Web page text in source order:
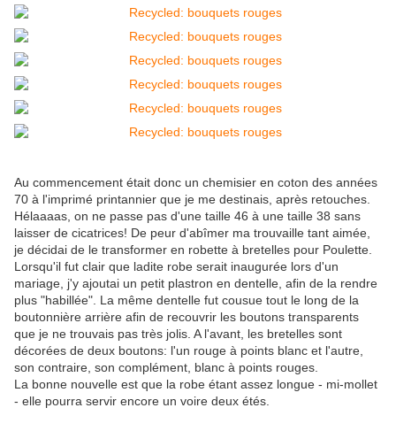
Au commencement était donc un chemisier en coton des années
70 à l'imprimé printannier que je me destinais, après retouches.
Hélaaaas, on ne passe pas d'une taille 46 à une taille 38 sans
laisser de cicatrices! De peur d'abîmer ma trouvaille tant aimée,
je décidai de le transformer en robette à bretelles pour Poulette.
Lorsqu'il fut clair que ladite robe serait inaugurée lors d'un
mariage, j'y ajoutai un petit plastron en dentelle, afin de la rendre
plus "habillée". La même dentelle fut cousue tout le long de la
boutonnière arrière afin de recouvrir les boutons transparents
que je ne trouvais pas très jolis. A l'avant, les bretelles sont
décorées de deux boutons: l'un rouge à points blanc et l'autre,
son contraire, son complément, blanc à points rouges.
La bonne nouvelle est que la robe étant assez longue - mi-mollet
- elle pourra servir encore un voire deux étés.